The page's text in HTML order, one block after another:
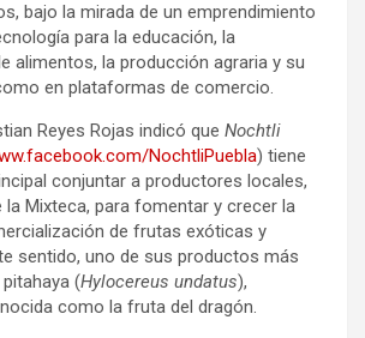
bajo la mirada de un emprendimiento
para la educación, la
alimentos, la producción agraria y su
en plataformas de comercio.
Reyes Rojas indicó que Nochtli
NochtliPuebla) tiene
conjuntar a productores locales,
la Mixteca, para fomentar y crecer la
de frutas exóticas y
sentido, uno de sus productos más
(Hylocereus undatus),
como la fruta del dragón.